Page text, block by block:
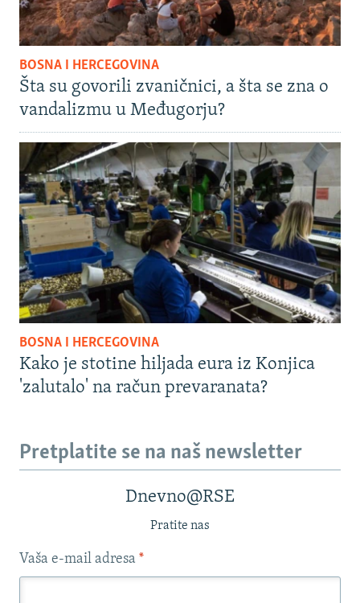
BOSNA I HERCEGOVINA
Šta su govorili zvaničnici, a šta se zna o
vandalizmu u Međugorju?
BOSNA I HERCEGOVINA
Kako je stotine hiljada eura iz Konjica
'zalutalo' na račun prevaranata?
Pretplatite se na naš newsletter
Dnevno@RSE
Pratite nas
Vaša e-mail adresa *